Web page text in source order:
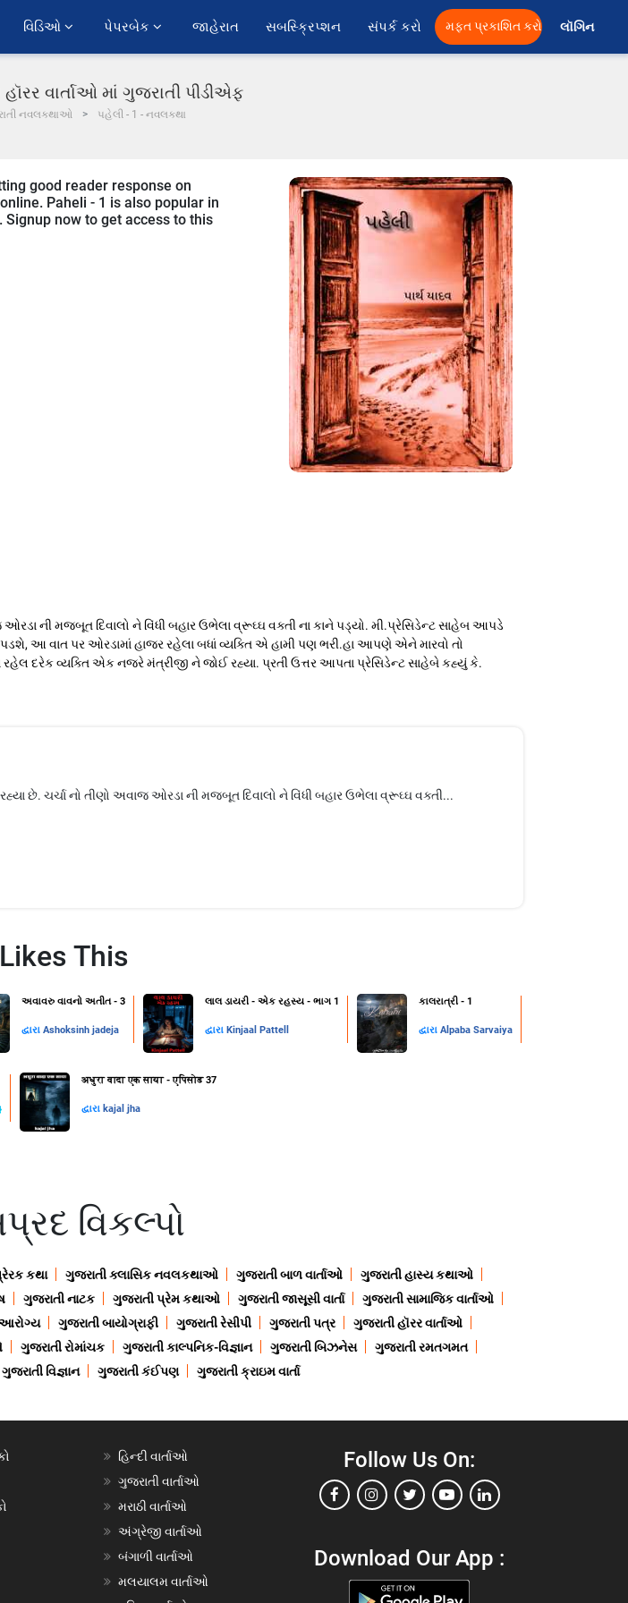
વિડિઓ પેપરબેક જાહેરાત સબસ્ક્રિપ્શન સંપર્ક કરો મફત પ્રકાશિત કરો લૉગિન
હૉરર વાર્તાઓ માં ગુજરાતી પીડીએફ
નવલકથાઓ પહેલી - 1 - નવલકથા
good reader response on
Paheli - 1 is also popular in
now to get access to this
ઓરડા ની મજબૂત દિવાલો ને વિંધી બહાર ઉભેલા વ્રૂઘ્ઘ વક્તી ના કાને પડ્યો. મી.પ્રેસિડેન્ટ સાહેબ આપડે
વાત પર ઓરડામાં હાજર રહેલા બધાં વ્યક્તિ એ હામી પણ ભરી.હા આપણે એને મારવો તો
દરેક વ્યક્તિ એક નજરે મંત્રીજી ને જોઈ રહ્યા. પ્રતી ઉત્તર આપતા પ્રેસિડેન્ટ સાહેબે કહ્યું કે.
છે. ચર્ચા નો તીણો અવાજ ઓરડા ની મજબૂત દિવાલો ને વિંધી બહાર ઉભેલા વ્રૂઘ્ઘ વક્તી...
This
અવાવરુ વાવનો અતીત - 3
દ્વારા Ashoksinh jadeja
લાલ ડાયરી - એક રહસ્ય - ભાગ 1
દ્વારા Kinjaal Pattell
કાલરાત્રી - 1
દ્વારા Alpaba Sarvaiya
अधुरा वादा एक साया - एपिसोड 37
દ્વારા kajal jha
વિકલ્પો
કથા ગુજરાતી ક્લાસિક નવલકથાઓ ગુજરાતી બાળ વાર્તાઓ
ગુજરાતી હાસ્ય કથાઓ
ગુજરાતી નાટક ગુજરાતી પ્રેમ કથાઓ ગુજરાતી જાસૂસી વાર્તા
ગુજરાતી સામાજિક વાર્તાઓ
ગુજરાતી બાયોગ્રાફી ગુજરાતી રેસીપી ગુજરાતી પત્ર
ગુજરાતી હૉરર વાર્તાઓ
ગુજરાતી રોમાંચક ગુજરાતી કાલ્પનિક-વિજ્ઞાન ગુજરાતી બિઝનેસ
ગુજરાતી રમતગમત
ગુજરાતી વિજ્ઞાન ગુજરાતી કંઈપણ ગુજરાતી ક્રાઇમ વાર્તા
હિન્દી વાર્તાઓ
ગુજરાતી વાર્તાઓ
મરાઠી વાર્તાઓ
અંગ્રેજી વાર્તાઓ
બંગાળી વાર્તાઓ
મલયાલમ વાર્તાઓ
Follow Us On:
Download Our App :